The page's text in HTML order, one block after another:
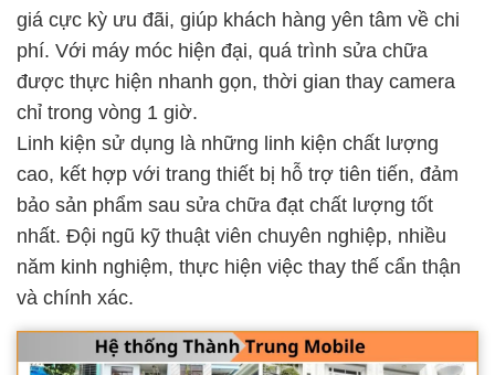
giá cực kỳ ưu đãi, giúp khách hàng yên tâm về chi
phí. Với máy móc hiện đại, quá trình sửa chữa
được thực hiện nhanh gọn, thời gian thay camera
chỉ trong vòng 1 giờ.
Linh kiện sử dụng là những linh kiện chất lượng
cao, kết hợp với trang thiết bị hỗ trợ tiên tiến, đảm
bảo sản phẩm sau sửa chữa đạt chất lượng tốt
nhất. Đội ngũ kỹ thuật viên chuyên nghiệp, nhiều
năm kinh nghiệm, thực hiện việc thay thế cẩn thận
và chính xác.